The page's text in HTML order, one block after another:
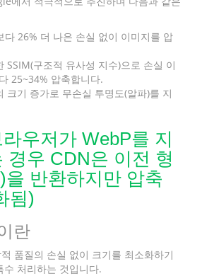
다 26% 더 나은 손실 없이 이미지를 압
SSIM(구조적 유사성 지수)으로 손실 이
25~34% 압축합니다.
크기 증가로 무손실 투명도(알파)를 지
우저가 WebP를 지
경우 CDN은 이전 형
을 반환하지만 압축
됨)
란
품질의 손실 없이 크기를 최소화하기
처리하는 것입니다.